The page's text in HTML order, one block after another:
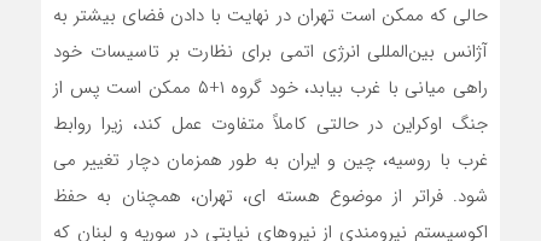
حالی که ممکن است تهران در نهایت با دادن فضای بیشتر به
آژانس بین‌المللی انرژی اتمی برای نظارت بر تاسیسات خود
راهی میانی با غرب بیابد، خود گروه ۱+۵ ممکن است پس از
جنگ اوکراین در حالتی کاملاً متفاوت عمل کند، زیرا روابط
غرب با روسیه، چین و ایران به طور همزمان دچار تغییر می
شود. فراتر از موضوع هسته ای، تهران، همچنان به حفظ
اکوسیستم نیرومندی از نیروهای نیابتی در سوریه و لبنان که